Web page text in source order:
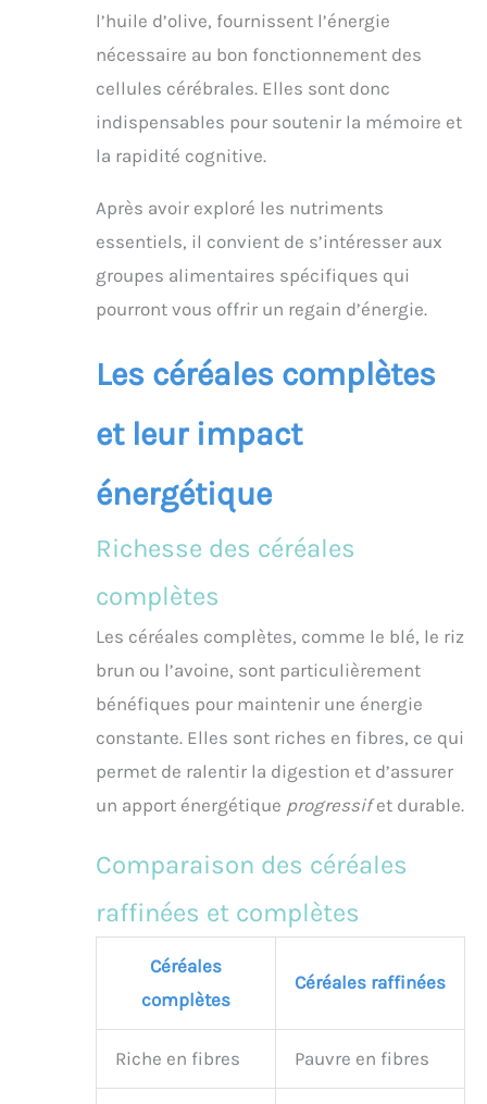
l’huile d’olive, fournissent l’énergie
nécessaire au bon fonctionnement des
cellules cérébrales. Elles sont donc
indispensables pour soutenir la mémoire et
la rapidité cognitive.
Après avoir exploré les nutriments
essentiels, il convient de s’intéresser aux
groupes alimentaires spécifiques qui
pourront vous offrir un regain d’énergie.
Les céréales complètes
et leur impact
énergétique
Richesse des céréales
complètes
Les céréales complètes, comme le blé, le riz
brun ou l’avoine, sont particulièrement
bénéfiques pour maintenir une énergie
constante. Elles sont riches en fibres, ce qui
permet de ralentir la digestion et d’assurer
un apport énergétique progressifet durable.
Comparaison des céréales
raffinées et complètes
Céréales
complètes
Céréales raffinées
Riche en fibres Pauvre en fibres